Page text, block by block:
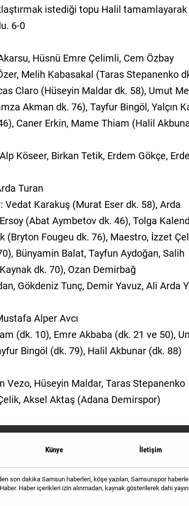
istediği topu Halil tamamlayarak
6-0
Hüsnü Emre Çelimli, Cem Özbay
Melih Kabasakal (Taras Stepanenko
Claro (Hüseyin Maldar dk. 58), Umut
Akman dk. 76), Tayfur Bingöl, Yalçın
Caner Erkin, Mame Thiam (Halil
Köseer, Birkan Tetik, Erdem Gökçe,
Turan
Vedat Karakuş (Murat Eser dk. 58), Arda
(Abat Aymbetov dk. 46), Tolga
(Bryton Fougeu dk. 76), Maestro, İzzet
Bünyamin Balat, Tayfun Aydoğan, Salih
dk. 70), Ozan Demirbağ
Gökdeniz Tunç, Demir Yavuz, Ali Arda
Alper Avcı
(dk. 10), Emre Akbaba (dk. 21 ve 50),
Bingöl (dk. 79), Halil Akbunar (dk. 88)
Vezo, Hüseyin Maldar, Taras Stepanenko
Aksel Aktaş (Adana Demirspor)
Künye İletişim
son dakika Samsun haberleri, köşe yazıları, Samsunspor
Haber içerikleri izin alınmadan, kaynak gösterilerek dahi